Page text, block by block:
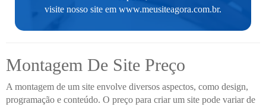
visite nosso site em www.meusiteagora.com.br.
Montagem De Site Preço
A montagem de um site envolve diversos aspectos, como design,
programação e conteúdo. O preço para criar um site pode variar de